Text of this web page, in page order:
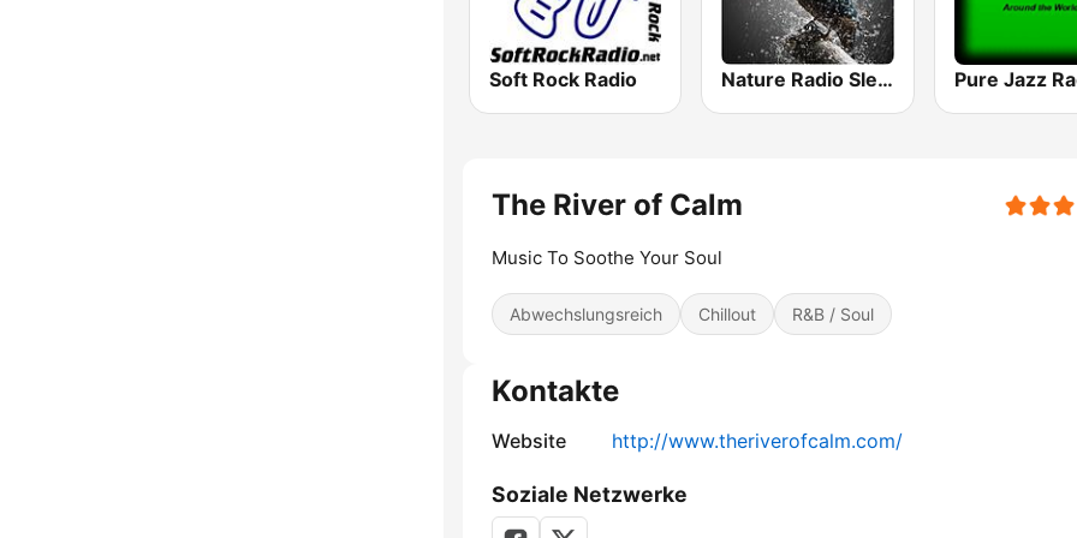
Soft Rock Radio Nature Radio Sleep Pure Jazz
The River of Calm
Music To Soothe Your Soul
Abwechslungsreich Chillout R&B / Soul
Kontakte
Website http://www.theriverofcalm.com/
Soziale Netzwerke